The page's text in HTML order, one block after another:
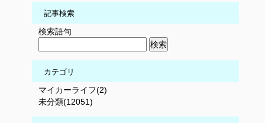
記事検索
検索語句
カテゴリ
マイカーライフ(2)
未分類(12051)